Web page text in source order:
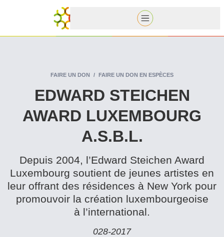
FAIRE UN DON FAIRE UN DON EN ESPÈCES
EDWARD STEICHEN
AWARD LUXEMBOURG
A.S.B.L.
Depuis 2004, l’Edward Steichen Award
Luxembourg soutient de jeunes artistes en
leur offrant des résidences à New York pour
promouvoir la création lux­em­bour­geoise
à l’international.
028‑2017